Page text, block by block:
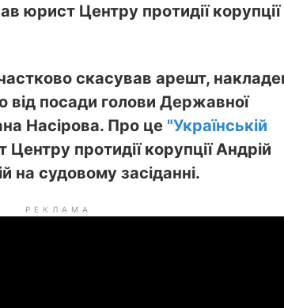
юрист Центру протидії корупції
скасував арешт,
від посади голови Державної
Насірова. Про це "Українській
протидії корупції Андрій
на судовому засіданні.
РЕКЛАМА